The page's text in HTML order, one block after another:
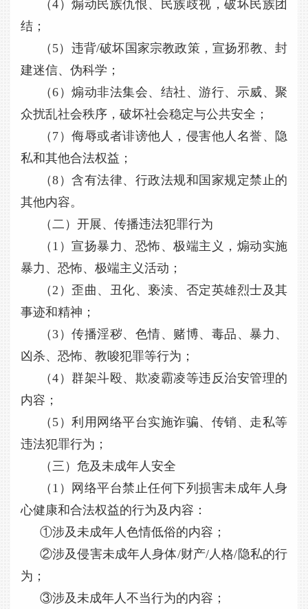
（4）煽动民族仇恨、民族歧视，破坏民族团
结；
（5）违背/破坏国家宗教政策，宣扬邪教、封
建迷信、伪科学；
（6）煽动非法集会、结社、游行、示威、聚
众扰乱社会秩序，破坏社会稳定与公共安全；
（7）侮辱或者诽谤他人，侵害他人名誉、隐
私和其他合法权益；
（8）含有法律、行政法规和国家规定禁止的
其他内容。
（二）开展、传播违法犯罪行为
（1）宣扬暴力、恐怖、极端主义，煽动实施
暴力、恐怖、极端主义活动；
（2）歪曲、丑化、亵渎、否定英雄烈士及其
事迹和精神；
（3）传播淫秽、色情、赌博、毒品、暴力、
凶杀、恐怖、教唆犯罪等行为；
（4）群架斗殴、欺凌霸凌等违反治安管理的
内容；
（5）利用网络平台实施诈骗、传销、走私等
违法犯罪行为；
（三）危及未成年人安全
（1）网络平台禁止任何下列损害未成年人身
心健康和合法权益的行为及内容：
①涉及未成年人色情低俗的内容；
②涉及侵害未成年人身体/财产/人格/隐私的行
为；
③涉及未成年人不当行为的内容；